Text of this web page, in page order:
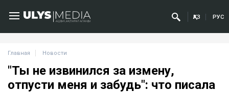
ҚАЗ РУС
Главная Новости
"Ты не извинился за измену,
отпусти меня и забудь": что писала